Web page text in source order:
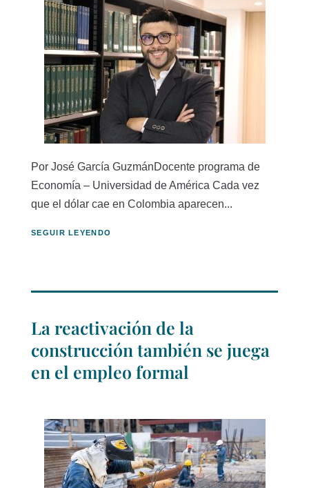
Por José García GuzmánDocente programa de
Economía – Universidad de América Cada vez
que el dólar cae en Colombia aparecen...
SEGUIR LEYENDO
La reactivación de la
construcción también se juega
en el empleo formal